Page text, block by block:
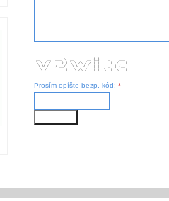
__   __ |___ \  __      __ (_) | |_    ___
\ \ / /   __) | \ \ /\ / / | | | __|  / __|
  \ V /   / __/   \ V  V /  | | | |_  | (__
   \_/   |_____|   \_/\_/   |_|  \__|  \___|
Prosím opíšte bezp. kód: *